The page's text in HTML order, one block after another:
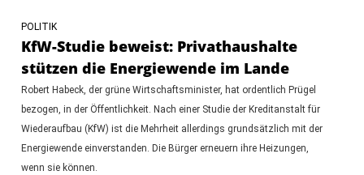
POLITIK
KfW-Studie beweist: Privathaushalte
stützen die Energiewende im Lande
Robert Habeck, der grüne Wirtschaftsminister, hat ordentlich Prügel
bezogen, in der Öffentlichkeit. Nach einer Studie der Kreditanstalt für
Wiederaufbau (KfW) ist die Mehrheit allerdings grundsätzlich mit der
Energiewende einverstanden. Die Bürger erneuern ihre Heizungen,
wenn sie können.